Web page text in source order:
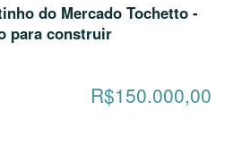
do Mercado Tochetto -
para construir
R$150.000,00